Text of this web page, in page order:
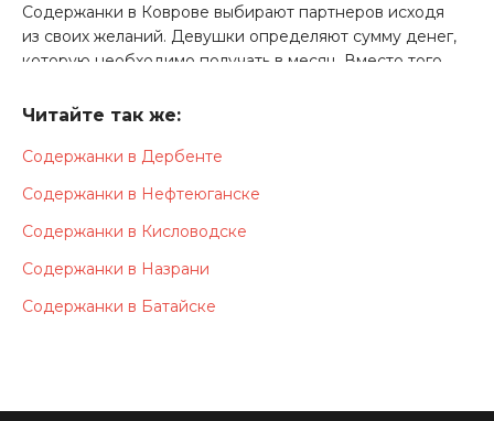
Содержанки в Коврове выбирают партнеров исходя
из своих желаний. Девушки определяют сумму денег,
которую необходимо получать в месяц. Вместо того
выбирают путь взаимовыгодных отношений. Девушки
обеспечить ее потребности. Взамен, спонсор
бытовые и интимные потребности мужчины,
поддерживать и помогать ему. Содержанки в Коврове
- это результат работы обоих участников. Они со своей
стороны также готовы всячески вкладывать в общее
найти партнера для отношений. Женщины используют
Читайте так же:
Содержанки в Дербенте
Содержанки в Нефтеюганске
Содержанки в Кисловодске
Содержанки в Назрани
Содержанки в Батайске